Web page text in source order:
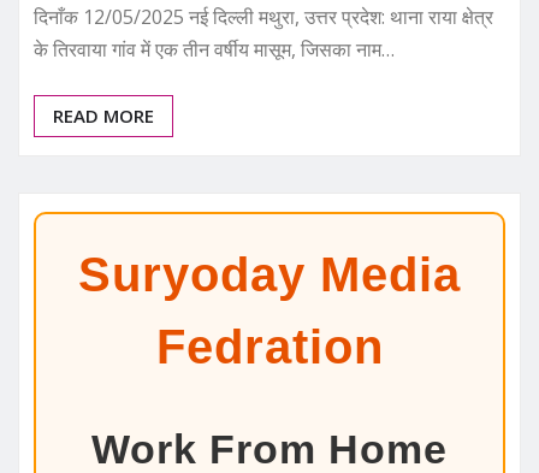
दिनाँक 12/05/2025 नई दिल्ली मथुरा, उत्तर प्रदेश: थाना राया क्षेत्र
के तिरवाया गांव में एक तीन वर्षीय मासूम, जिसका नाम…
READ MORE
Suryoday Media
Fedration
Work From Home